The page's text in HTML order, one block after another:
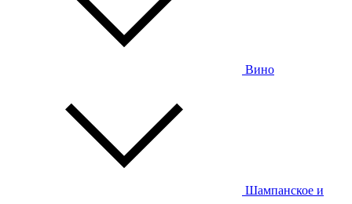
Вино
Шампанское и